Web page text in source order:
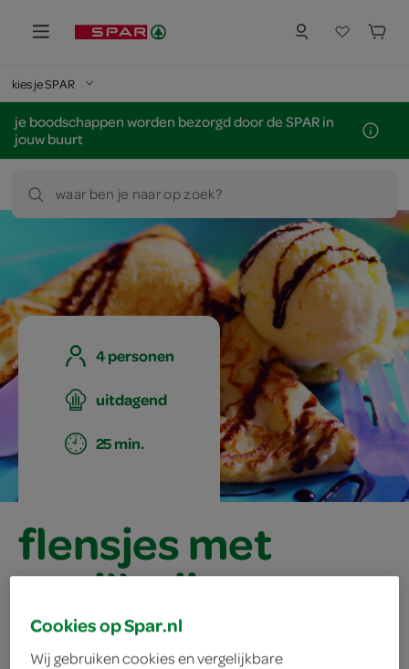
kies je SPAR
je boodschappen worden bezorgd door de SPAR in
jouw buurt
waar ben je naar op zoek?
4 personen
uitdagend
25 min.
flensjes met
vanille-ijs en
chocoladesaus
Cookies op Spar.nl
Wij gebruiken cookies en vergelijkbare